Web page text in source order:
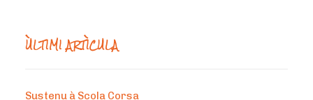
ÙLTIMI ARTÌCULA
Sustenu à Scola Corsa